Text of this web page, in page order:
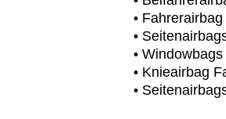
• Fahrerairbag
•
•
• Knieairbag
•